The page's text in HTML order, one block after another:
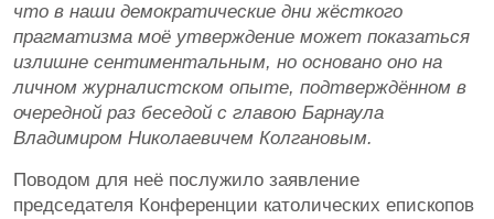
что в наши демократические дни жёсткого
прагматизма моё утверждение может показаться
излишне сентиментальным, но основано оно на
личном журналистском опыте, подтверждённом в
очередной раз беседой с главою Барнаула
Владимиром Николаевичем Колгановым.
Поводом для неё послужило заявление
председателя Конференции католических епископов